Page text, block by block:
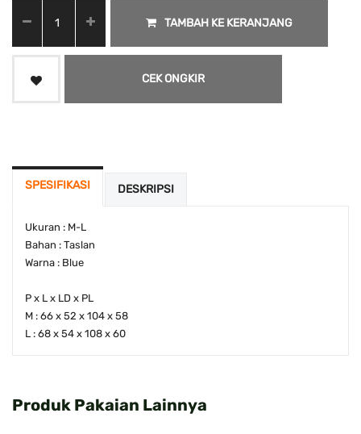
TAMBAH KE KERANJANG
CEK ONGKIR
SPESIFIKASI DESKRIPSI
Ukuran : M-L
Bahan : Taslan
Warna : Blue
P x L x LD x PL
M : 66 x 52 x 104 x 58
L : 68 x 54 x 108 x 60
Produk Pakaian Lainnya